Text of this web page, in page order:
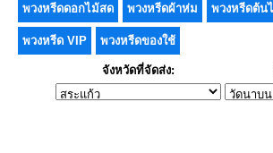
พวงหรีดดอกไม้สด พวงหรีดผ้าห่ม พวงหรีดต้น
พวงหรีด VIP พวงหรีดของใช้
จังหวัดที่จัดส่ง: